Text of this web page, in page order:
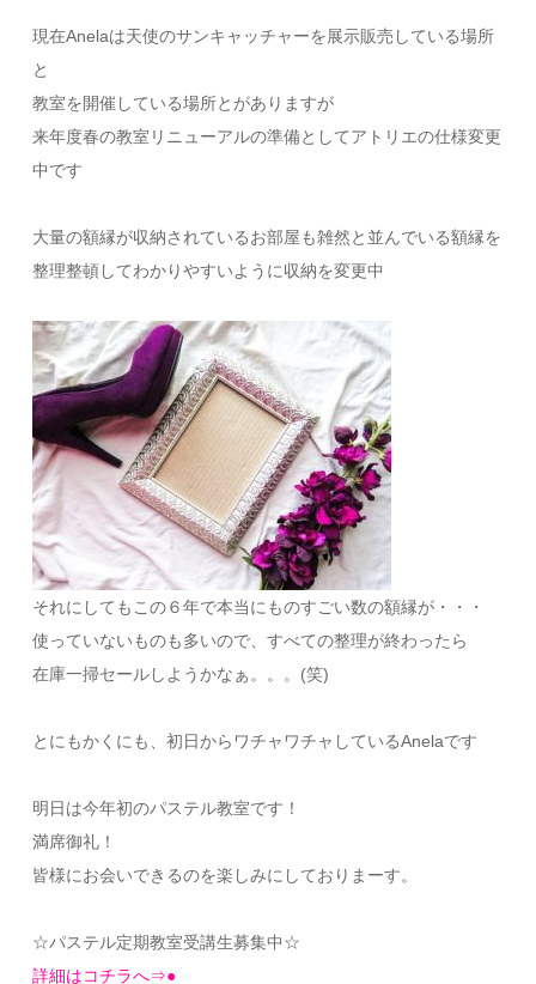
現在Anelaは天使のサンキャッチャーを展示販売している場所
と
教室を開催している場所とがありますが
来年度春の教室リニューアルの準備としてアトリエの仕様変更
中です
大量の額縁が収納されているお部屋も雑然と並んでいる額縁を
整理整頓してわかりやすいように収納を変更中
それにしてもこの６年で本当にものすごい数の額縁が・・・
使っていないものも多いので、すべての整理が終わったら
在庫一掃セールしようかなぁ。。。(笑)
とにもかくにも、初日からワチャワチャしているAnelaです
明日は今年初のパステル教室です！
満席御礼！
皆様にお会いできるのを楽しみにしておりまーす。
☆パステル定期教室受講生募集中☆
詳細はコチラへ⇒●